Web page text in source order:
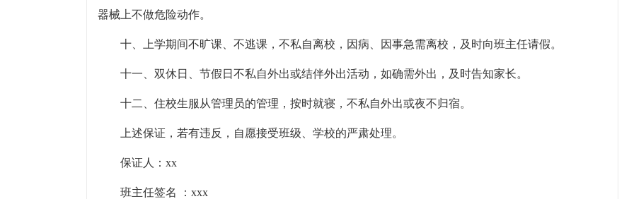
器械上不做危险动作。
十、上学期间不旷课、不逃课，不私自离校，因病、因事急需离校，及时向班主任请假。
十一、双休日、节假日不私自外出或结伴外出活动，如确需外出，及时告知家长。
十二、住校生服从管理员的管理，按时就寝，不私自外出或夜不归宿。
上述保证，若有违反，自愿接受班级、学校的严肃处理。
保证人：xx
班主任签名 ：xxx